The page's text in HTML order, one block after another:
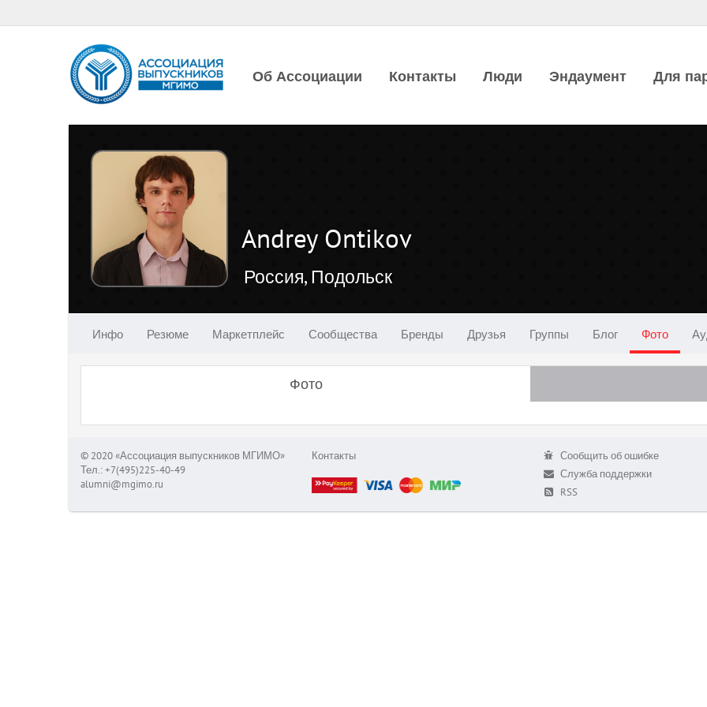
Об Ассоциации Контакты Люди Эндаумент Для
Andrey Ontikov
Россия, Подольск
Инфо Резюме Маркетплейс Сообщества Бренды Друзья Группы Блог Фото
Фото
© 2020 «Ассоциация выпускников МГИМО»
Тел.: +7(495)225-40-49
alumni@mgimo.ru
Контакты
Сообщить об ошибке
Служба поддержки
RSS